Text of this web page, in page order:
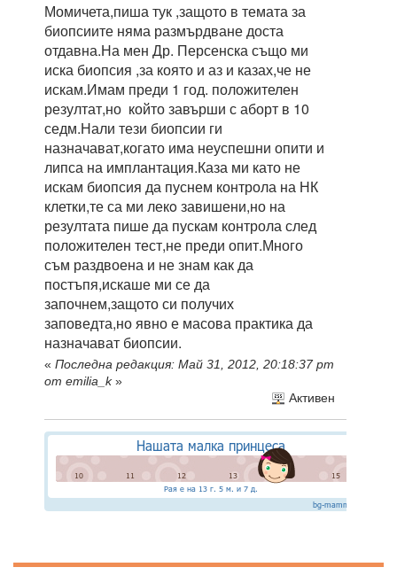
Момичета,пиша тук ,защото в темата за
биопсиите няма размърдване доста
отдавна.На мен Др. Персенска също ми
иска биопсия ,за която и аз и казах,че не
искам.Имам преди 1 год. положителен
резултат,но който завърши с аборт в 10
седм.Нали тези биопсии ги
назначават,когато има неуспешни опити и
липса на имплантация.Каза ми като не
искам биопсия да пуснем контрола на НК
клетки,те са ми лекo завишени,но на
резултата пише да пускам контрола след
положителен тест,не преди опит.Много
съм раздвоена и не знам как да
постъпя,искаше ми се да
започнем,защото си получих
заповедта,но явно е масова практика да
назначават биопсии.
« Последна редакция: Май 31, 2012, 20:18:37 pm
от emilia_k»
Активен